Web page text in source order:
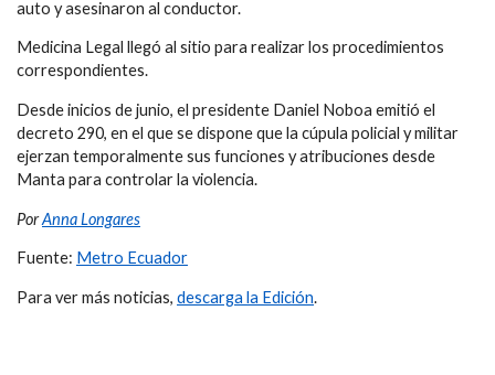
auto y asesinaron al conductor.
Medicina Legal llegó al sitio para realizar los procedimientos
correspondientes.
Desde inicios de junio, el presidente Daniel Noboa emitió el
decreto 290, en el que se dispone que la cúpula policial y militar
ejerzan temporalmente sus funciones y atribuciones desde
Manta para controlar la violencia.
PorAnna Longares
Fuente: Metro Ecuador
Para ver más noticias, descarga la Edición.